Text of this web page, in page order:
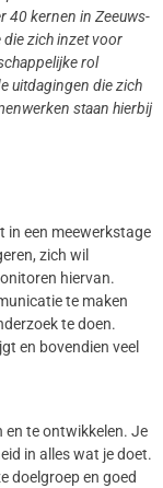
40 kernen in Zeeuws-
die zich inzet voor
rol
uitdagingen die zich
staan hierbij
in een meewerkstage
zich wil
hiervan.
te maken
te doen.
en bovendien veel
en te ontwikkelen. Je
in alles wat je doet.
doelgroep en goed